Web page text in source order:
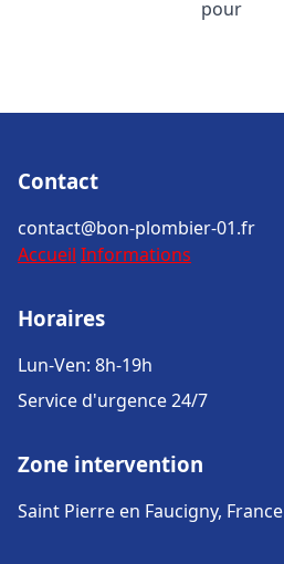
pour
Contact
contact@bon-plombier-01.fr
Accueil Informations
Horaires
Lun-Ven: 8h-19h
Service d'urgence 24/7
Zone intervention
Saint Pierre en Faucigny, France